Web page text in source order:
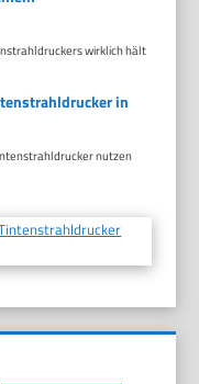
wirklich hält
in
nutzen